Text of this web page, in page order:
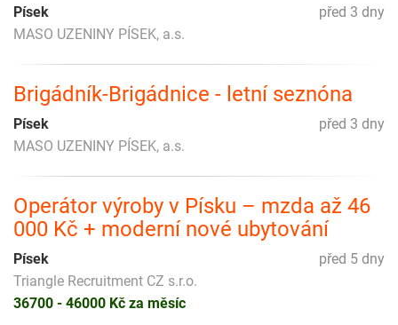
před 3 dny
Písek
MASO UZENINY PÍSEK, a.s.
Brigádník-Brigádnice - letní seznóna
před 3 dny
Písek
MASO UZENINY PÍSEK, a.s.
Operátor výroby v Písku – mzda až 46
000 Kč + moderní nové ubytování
před 5 dny
Písek
Triangle Recruitment CZ s.r.o.
36700 - 46000 Kč za měsíc